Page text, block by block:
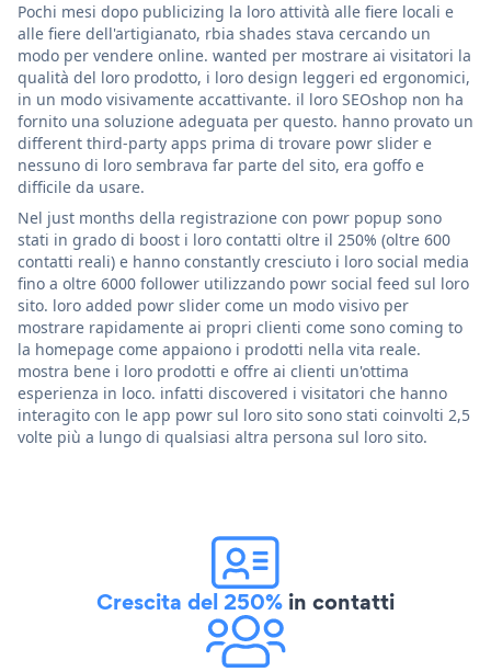
Pochi mesi dopo publicizing la loro attività alle fiere locali e
alle fiere dell'artigianato, rbia shades stava cercando un
modo per vendere online. wanted per mostrare ai visitatori la
qualità del loro prodotto, i loro design leggeri ed ergonomici,
in un modo visivamente accattivante. il loro SEOshop non ha
fornito una soluzione adeguata per questo. hanno provato un
different third-party apps prima di trovare powr slider e
nessuno di loro sembrava far parte del sito, era goffo e
difficile da usare.
Nel just months della registrazione con powr popup sono
stati in grado di boost i loro contatti oltre il 250% (oltre 600
contatti reali) e hanno constantly cresciuto i loro social media
fino a oltre 6000 follower utilizzando powr social feed sul loro
sito. loro added powr slider come un modo visivo per
mostrare rapidamente ai propri clienti come sono coming to
la homepage come appaiono i prodotti nella vita reale.
mostra bene i loro prodotti e offre ai clienti un'ottima
esperienza in loco. infatti discovered i visitatori che hanno
interagito con le app powr sul loro sito sono stati coinvolti 2,5
volte più a lungo di qualsiasi altra persona sul loro sito.
Crescita del 250% in contatti